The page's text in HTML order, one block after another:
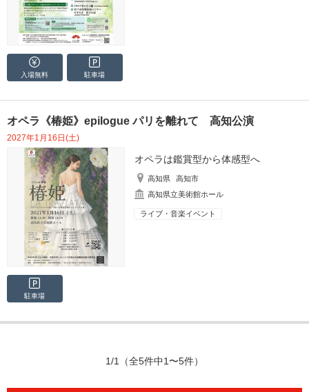
入場無料 駐車場
オペラ《椿姫》epilogue パリを離れて 高知公演
2027年1月16日(土)
オペラは鑑賞型から体感型へ
高知県
高知市
高知県立美術館ホール
ライブ・音楽イベント
駐車場
1/1 （全5件中1〜5件）